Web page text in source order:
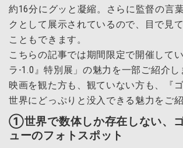
約16分にグッと凝縮。さらに監督の言
クとして展示されているので、目で見
こともできます。
こちらの記事では期間限定で開催して
ラ-1.0』特別展」の魅力を一部ご紹介し
映画を観た方も、観ていない方も、『
世界にどっぷりと没入できる魅力をご紹
①世界で数体しか存在しない、
ューのフォトスポット